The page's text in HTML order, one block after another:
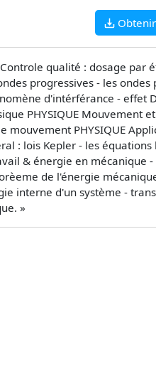
Controle qualité : dosage
progressives - les
d'intérférance - effet
PHYSIQUE
PHYSIQUE
: lois Kepler - les
& énergie en
de l'énergie
interne d'un système -
»